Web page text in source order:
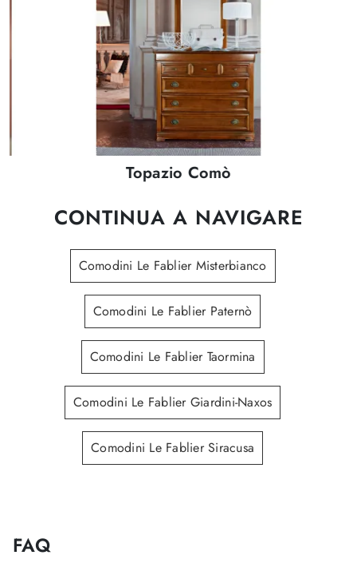
Topazio Comò
CONTINUA A NAVIGARE
Comodini Le Fablier Misterbianco
Comodini Le Fablier Paternò
Comodini Le Fablier Taormina
Comodini Le Fablier Giardini-Naxos
Comodini Le Fablier Siracusa
FAQ